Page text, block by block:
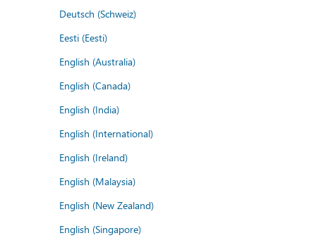
Deutsch (Schweiz)
Eesti (Eesti)
English (Australia)
English (Canada)
English (India)
English (International)
English (Ireland)
English (Malaysia)
English (New Zealand)
English (Singapore)